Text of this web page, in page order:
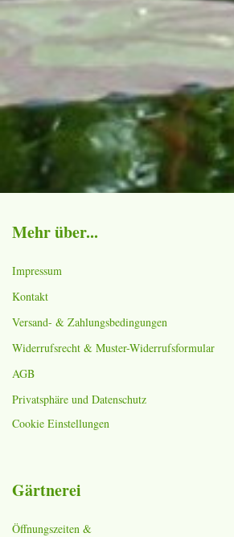
Mehr über...
Impressum
Kontakt
Versand- & Zahlungsbedingungen
Widerrufsrecht & Muster-Widerrufsformular
AGB
Privatsphäre und Datenschutz
Cookie Einstellungen
Gärtnerei
Öffnungszeiten &